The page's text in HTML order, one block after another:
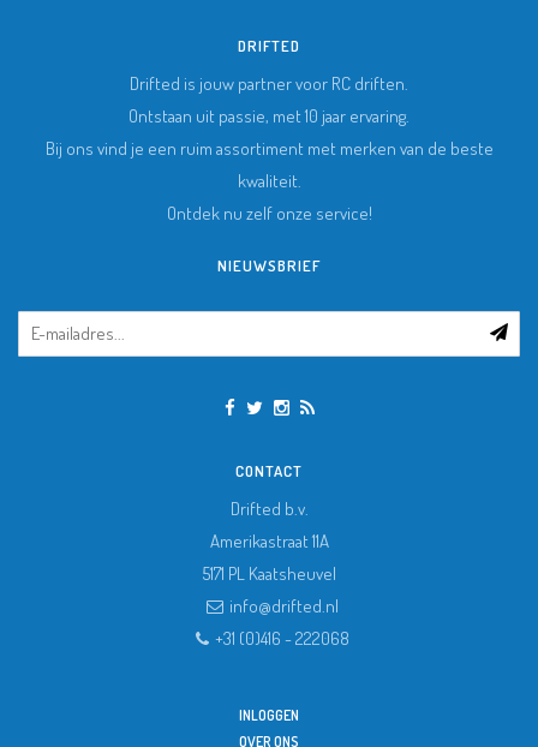
DRIFTED
Drifted is jouw partner voor RC driften.
Ontstaan uit passie, met 10 jaar ervaring.
Bij ons vind je een ruim assortiment met merken van de beste
kwaliteit.
Ontdek nu zelf onze service!
NIEUWSBRIEF
CONTACT
Drifted b.v.
Amerikastraat 11A
5171 PL Kaatsheuvel
info@drifted.nl
+31 (0)416 - 222068
INLOGGEN
OVER ONS